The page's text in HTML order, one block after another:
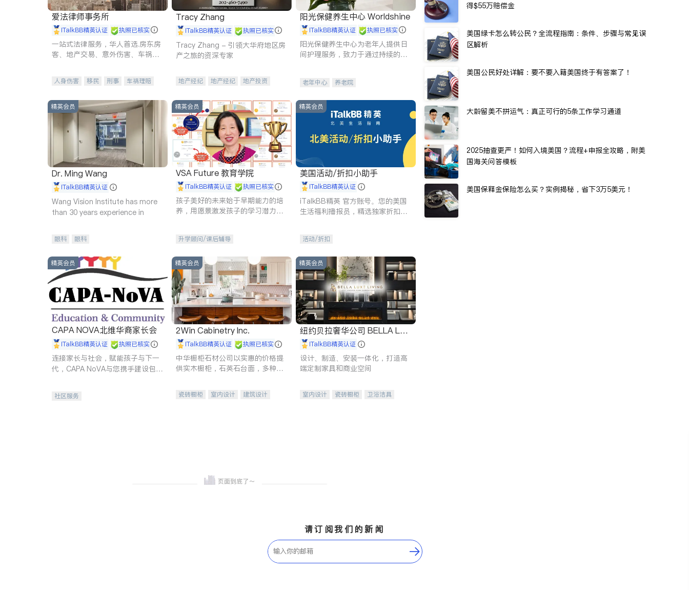
爱法律师事务所
iTalkBB精英认证 执照已核实
一站式法律服务，华人首选.房东房
客、地产交易、意外伤害、车祸重
人身伤害 移民 刑事
车祸理赔
商标注册
索赔 律师-其它 保释
Tracy Zhang
iTalkBB精英认证 执照已核实
Tracy Zhang - 引领大华府地区房
产之旅的资深专家
地产经纪 地产经纪
地产投资
阳光保健养生中心 Worldshine
iTalkBB精英认证 执照已核实
阳光保健养生中心为老年人提供日
间护理服务，致力于通过持续的护
老年中心 养老院
精英会员
Dr. Ming Wang
iTalkBB精英认证
Wang Vision Institute has more
than 30 years experience in
眼科 眼科
精英会员
VSA Future 教育学院
iTalkBB精英认证 执照已核实
孩子美好的未来始于早期能力的培
养，用愿景激发孩子的学习潜力和
升学顾问/课后辅导
精英会员
美国活动/折扣小助手
iTalkBB精英认证
iTalkBB精英 官方账号。您的美国
生活福利播报员，精选独家折扣、
活动/折扣
精英会员
CAPA NOVA北维华裔家长会
iTalkBB精英认证 执照已核实
连接家长与社会，赋能孩子与下一
代，CAPA NoVA与您携手建设包
社区服务
精英会员
2Win Cabinetry Inc.
iTalkBB精英认证 执照已核实
中华橱柜石材公司以实惠的价格提
供实木橱柜，石英石台面，多种优
瓷砖橱柜 室内设计
建筑设计
精英会员
纽约贝拉奢华公司 BELLA LUX
E iTalkBB精英认证
设计、制造、安装一体化，打造高
端定制家具和商业空间
室内设计 瓷砖橱柜
卫浴洁具
得$55万赔偿金
美国绿卡怎么转公民？全流程指南：条件、步骤与常见误
区解析
美国公民好处详解：要不要入籍美国终于有答案了！
大龄留美不拼运气：真正可行的5条工作学习通道
2025抽查更严！如何入境美国？流程+申报全攻略，附美
国海关问答模板
美国保释金保险怎么买？实例揭秘，省下3万5美元！
请订阅我们的新闻